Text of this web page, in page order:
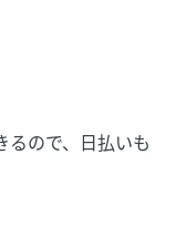
ので、日払いも